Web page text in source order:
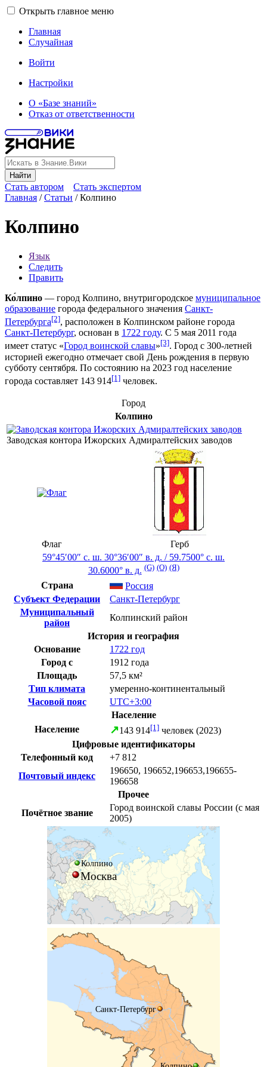
Открыть главное меню
Главная
Случайная
Войти
Настройки
О «Базе знаний»
Отказ от ответственности
Найти
Стать автором
Стать экспертом
Главная /Статьи /Колпино
Колпино
Язык
Следить
Править
Ко́лпино — город Колпино, внутригородское муниципальное
образование города федерального значения Санкт-
Петербурга[2], расположен в Колпинском районе города
Санкт-Петербург, основан в 1722 году. С 5 мая 2011 года
имеет статус «Город воинской славы»[3]. Город с 300-летней
историей ежегодно отмечает свой День рождения в первую
субботу сентября. По состоянию на 2023 год население
города составляет 143 914[1] человек.
Город
Колпино
Заводская контора Ижорских Адмиралтейских заводов
Флаг
Герб
59°45′00″ с. ш. 30°36′00″ в. д. / 59.7500° с. ш.
30.6000° в. д. (G) (O) (Я)
Страна
Россия
Субъект Федерации
Санкт-Петербург
Муниципальный
район
Колпинский район
История и география
Основание
1722 год
Город с
1912 года
Площадь
57,5 км²
Тип климата
умеренно-континентальный
Часовой пояс
UTC+3:00
Население
Население
↗143 914[1] человек (2023)
Цифровые идентификаторы
Телефонный код
+7 812
Почтовый индекс
196650, 196652,196653,196655-
196658
Прочее
Почётное звание
Город воинской славы России (с мая
2005)
Колпино
Москва
Санкт-Петербург